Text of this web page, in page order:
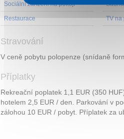
Sociální zařízení na pokoji Sauna
Restaurace TV na
Stravování
V ceně pobytu polopenze (snídaně
Příplatky
Rekreační poplatek 1,1 EUR (350
hotelem 2,5 EUR / den. Parkování v
zálohou 10 EUR / pobyt. Příplatek za